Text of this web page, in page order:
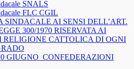
SNALS
FLC CGIL
SINDACALE AI SENSI DELL’ART.
300/1970 RISERVATA AI
RELIGIONE CATTOLICA DI OGNI
GIUGNO_CONFEDERAZIONI